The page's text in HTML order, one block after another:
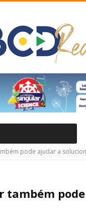
pode ajudar a
também